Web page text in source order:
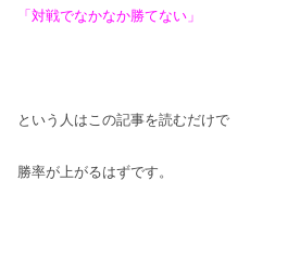
「対戦でなかなか勝てない」
という人はこの記事を読むだけで
勝率が上がるはずです。